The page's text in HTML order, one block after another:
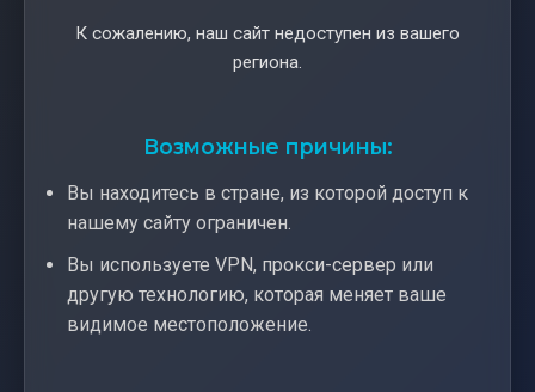
К сожалению, наш сайт недоступен из вашего
региона.
Возможные причины:
Вы находитесь в стране, из которой доступ к
нашему сайту ограничен.
Вы используете VPN, прокси-сервер или
другую технологию, которая меняет ваше
видимое местоположение.